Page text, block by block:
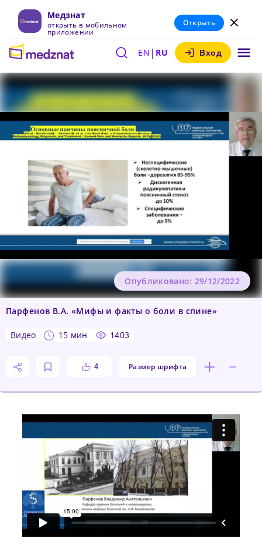
Медзнат
открыть в мобильном
приложении
Открыть
EN| RU Вход
Парфенов В.А. «Мифы и факты о боли в спине»
видео 15 мин 1403
4 Размер шрифта
Опубликовано: 29/12/2022